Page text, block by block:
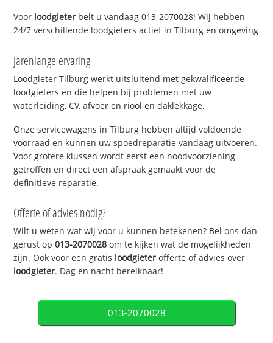
Voor loodgieter belt u vandaag 013-2070028! Wij hebben
24/7 verschillende loodgieters actief in Tilburg en omgeving
Jarenlange ervaring
Loodgieter Tilburg werkt uitsluitend met gekwalificeerde
loodgieters en die helpen bij problemen met uw
waterleiding, CV, afvoer en riool en daklekkage.
Onze servicewagens in Tilburg hebben altijd voldoende
voorraad en kunnen uw spoedreparatie vandaag uitvoeren.
Voor grotere klussen wordt eerst een noodvoorziening
getroffen en direct een afspraak gemaakt voor de
definitieve reparatie.
Offerte of advies nodig?
Wilt u weten wat wij voor u kunnen betekenen? Bel ons dan
gerust op013-2070028 om te kijken wat de mogelijkheden
zijn. Ook voor een gratis loodgieter offerte of advies over
loodgieter. Dag en nacht bereikbaar!
013-2070028